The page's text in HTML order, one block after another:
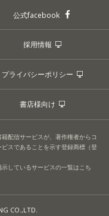
公式facebook
採用情報
プライバシーポリシー
書店様向け
配信サービスが、著作権者からコ
スであることを示す登録商標（登
しているサービスの一覧はこち
CO.,LTD.